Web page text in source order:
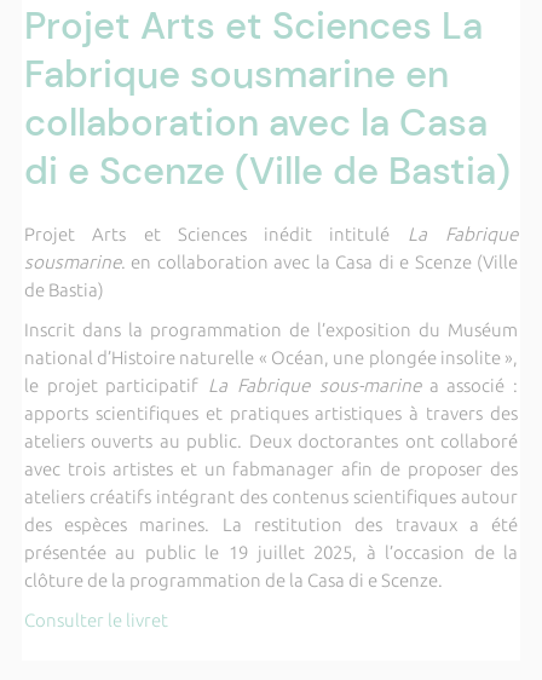
Projet Arts et Sciences La
Fabrique sousmarine en
collaboration avec la Casa
di e Scenze (Ville de Bastia)
Projet Arts et Sciences inédit intitulé
La Fabrique
sousmarine. en collaboration avec la Casa di e Scenze (Ville
de Bastia)
Inscrit dans la programmation de l’exposition du Muséum
national d’Histoire naturelle « Océan, une plongée insolite »,
le projet participatif La Fabrique sous-marinea associé :
apports scientifiques et pratiques artistiques à travers des
ateliers ouverts au public. Deux doctorantes ont collaboré
avec trois artistes et un fabmanager afin de proposer des
ateliers créatifs intégrant des contenus scientifiques autour
des espèces marines. La restitution des travaux a été
présentée au public le 19 juillet 2025, à l’occasion de la
clôture de la programmation de la Casa di e Scenze.
Consulter le livret